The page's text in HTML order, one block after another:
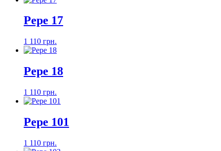
Pepe 17
1 110 грн.
Pepe 18
1 110 грн.
Pepe 101
1 110 грн.